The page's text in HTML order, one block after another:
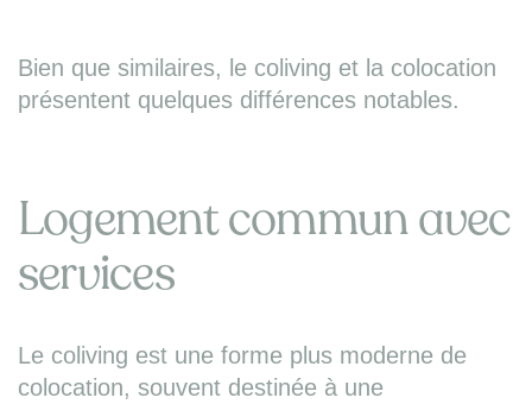
Bien que similaires, le coliving et la colocation
présentent quelques différences notables.
Logement commun avec
services
Le coliving est une forme plus moderne de
colocation, souvent destinée à une